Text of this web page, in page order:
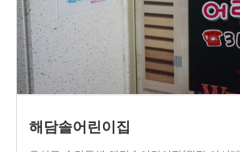
해담솔어린이집